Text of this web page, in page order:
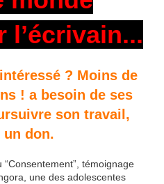
l’écrivain...
? Moins de
! a besoin de ses
son travail,
don.
témoignage
une des adolescentes